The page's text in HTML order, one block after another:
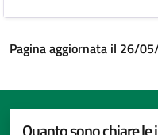
Pagina aggiornata il 26/